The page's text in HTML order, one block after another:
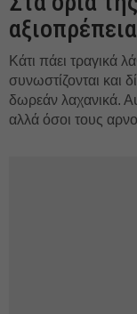
Κάτι πάει τραγικά
συνωστίζονται και
δωρεάν λαχανικά.
αλλά όσοι τους